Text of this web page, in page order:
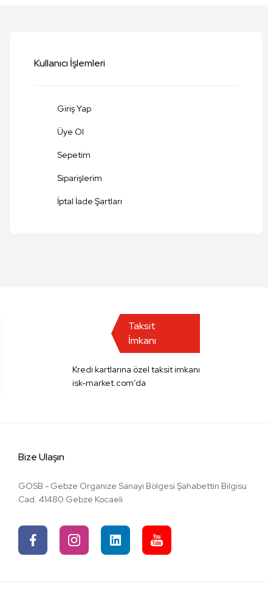
Kullanıcı İşlemleri
Giriş Yap
Üye Ol
Sepetim
Siparişlerim
İptal İade Şartları
Taksit
İmkanı
Kredi kartlarına özel taksit imkanı
isk-market.com’da
Bize Ulaşın
GOSB - Gebze Organize Sanayi Bölgesi Şahabettin Bilgisu
Cad. 41480 Gebze Kocaeli